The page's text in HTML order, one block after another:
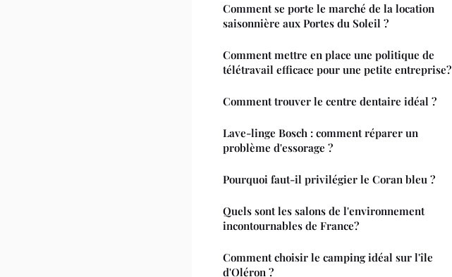
Comment se porte le marché de la location
saisonnière aux Portes du Soleil ?
Comment mettre en place une politique de
télétravail efficace pour une petite entreprise?
Comment trouver le centre dentaire idéal ?
Lave-linge Bosch : comment réparer un
problème d'essorage ?
Pourquoi faut-il privilégier le Coran bleu ?
Quels sont les salons de l'environnement
incontournables de France?
Comment choisir le camping idéal sur l'île
d'Oléron ?